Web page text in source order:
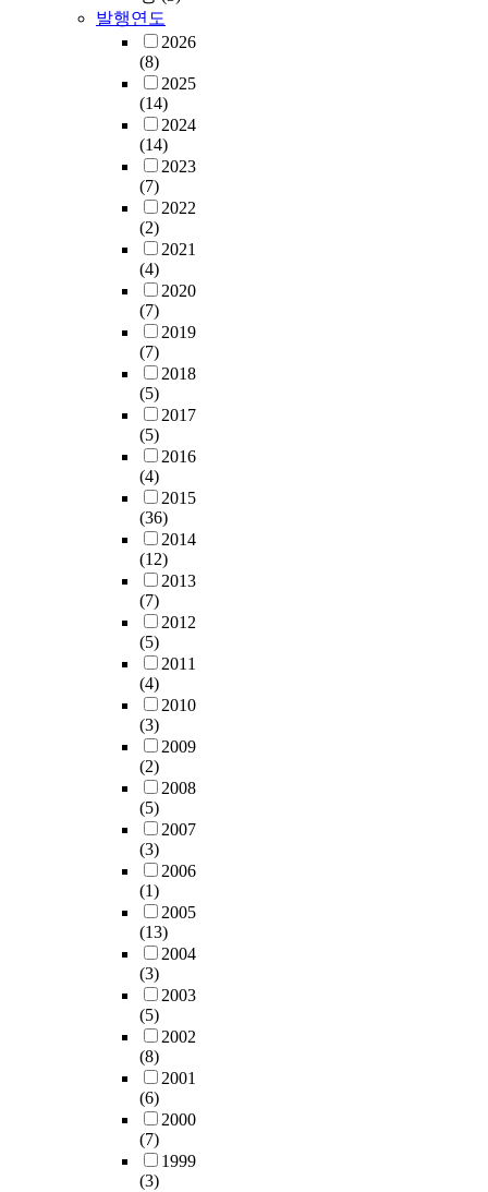
발행연도
2026
(8)
2025
(14)
2024
(14)
2023
(7)
2022
(2)
2021
(4)
2020
(7)
2019
(7)
2018
(5)
2017
(5)
2016
(4)
2015
(36)
2014
(12)
2013
(7)
2012
(5)
2011
(4)
2010
(3)
2009
(2)
2008
(5)
2007
(3)
2006
(1)
2005
(13)
2004
(3)
2003
(5)
2002
(8)
2001
(6)
2000
(7)
1999
(3)